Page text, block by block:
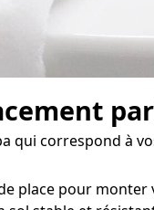
qui correspond à
place pour